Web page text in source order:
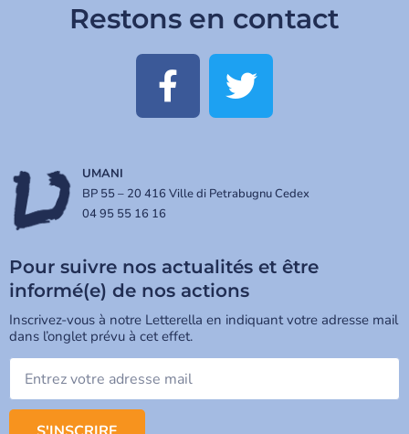
Restons en contact
UMANI
BP 55 – 20 416 Ville di Petrabugnu Cedex
04 95 55 16 16
Pour suivre nos actualités et être
informé(e) de nos actions
Inscrivez-vous à notre Letterella en indiquant votre adresse mail
dans l’onglet prévu à cet effet.